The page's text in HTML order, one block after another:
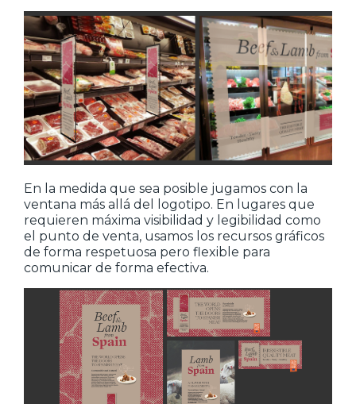
En la medida que sea posible jugamos con la
ventana más allá del logotipo. En lugares que
requieren máxima visibilidad y legibilidad como
el punto de venta, usamos los recursos gráficos
de forma respetuosa pero flexible para
comunicar de forma efectiva.